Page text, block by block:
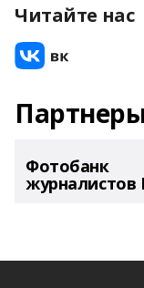
Читайте нас
Фотобанк
журналистов